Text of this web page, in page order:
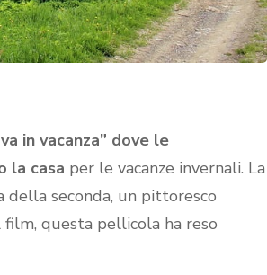
in vacanza” dove le
la casa per le vacanze invernali. La
della seconda, un pittoresco
questa pellicola ha reso